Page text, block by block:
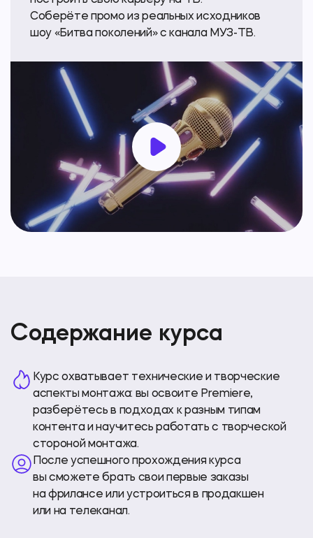
Соберёте промо из реальных исходников
шоу «Битва поколений» с канала МУЗ-ТВ.
Содержание курса
Курс охватывает технические и творческие
аспекты монтажа: вы освоите Premiere,
разберётесь в подходах к разным типам
контента и научитесь работать с творческой
стороной монтажа.
После успешного прохождения курса
вы сможете брать свои первые заказы
на фрилансе или устроиться в продакшен
или на телеканал.